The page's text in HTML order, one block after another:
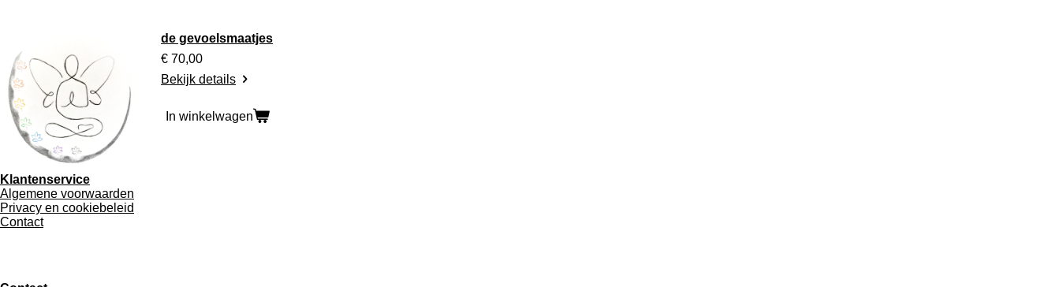
de gevoelsmaatjes
€ 70,00
Bekijk details
In winkelwagen
Klantenservice
Algemene voorwaarden
Privacy en cookiebeleid
Contact